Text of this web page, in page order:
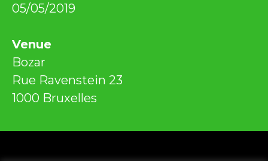
05/05/2019
Venue
Bozar
Rue Ravenstein 23
1000 Bruxelles